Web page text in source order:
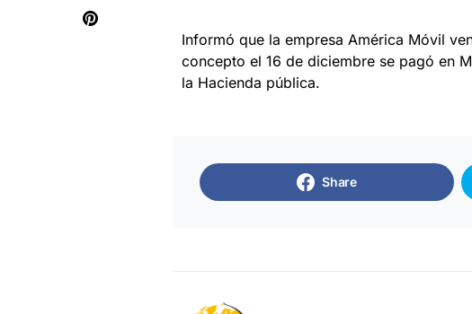
Informó que la empresa América Móvil
concepto el 16 de diciembre se pagó en
la Hacienda pública.
Share